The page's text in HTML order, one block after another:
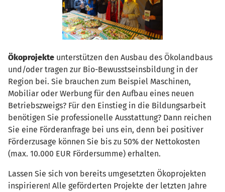
Ökoprojekte unterstützen den Ausbau des Ökolandbaus
und/oder tragen zur Bio-Bewusstseinsbildung in der
Region bei. Sie brauchen zum Beispiel Maschinen,
Mobiliar oder Werbung für den Aufbau eines neuen
Betriebszweigs? Für den Einstieg in die Bildungsarbeit
benötigen Sie professionelle Ausstattung? Dann reichen
Sie eine Förderanfrage bei uns ein, denn bei positiver
Förderzusage können Sie bis zu 50% der Nettokosten
(max. 10.000 EUR Fördersumme) erhalten.
Lassen Sie sich von bereits umgesetzten Ökoprojekten
inspirieren! Alle geförderten Projekte der letzten Jahre